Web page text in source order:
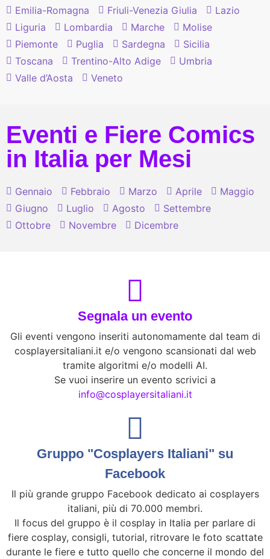
Emilia-Romagna
Friuli-Venezia Giulia
Lazio
Liguria
Lombardia Marche
Molise
Piemonte
Puglia Sardegna
Sicilia
Toscana
Trentino-Alto Adige
Umbria
Valle d’Aosta
Veneto
Eventi e Fiere Comics
in Italia per Mesi
Gennaio Febbraio Marzo Aprile
Maggio
Giugno
Luglio Agosto
Settembre
Ottobre
Novembre Dicembre
Segnala un evento
Gli eventi vengono inseriti autonomamente dal team di
cosplayersitaliani.it e/o vengono scansionati dal web
tramite algoritmi e/o modelli AI.
Se vuoi inserire un evento scrivici a
info@cosplayersitaliani.it
Gruppo "Cosplayers Italiani" su
Facebook
Il più grande gruppo Facebook dedicato ai cosplayers
italiani, più di 70.000 membri.
Il focus del gruppo è il cosplay in Italia per parlare di
fiere cosplay, consigli, tutorial, ritrovare le foto scattate
durante le fiere e tutto quello che concerne il mondo del